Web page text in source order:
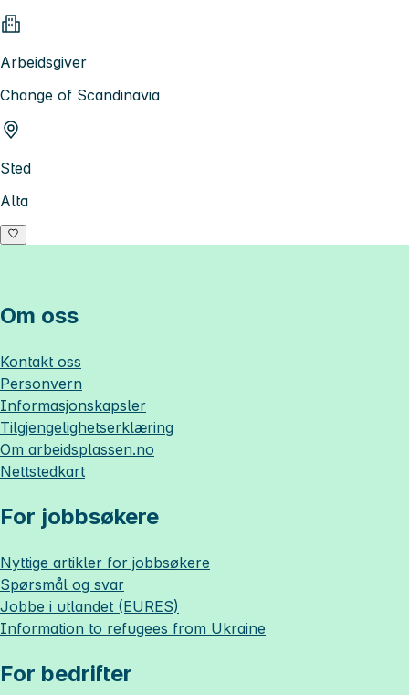
Arbeidsgiver
Change of Scandinavia
Sted
Alta
Om oss
Kontakt oss
Personvern
Informasjonskapsler
Tilgjengelighetserklæring
Om arbeidsplassen.no
Nettstedkart
For jobbsøkere
Nyttige artikler for jobbsøkere
Spørsmål og svar
Jobbe i utlandet (EURES)
Information to refugees from Ukraine
For bedrifter